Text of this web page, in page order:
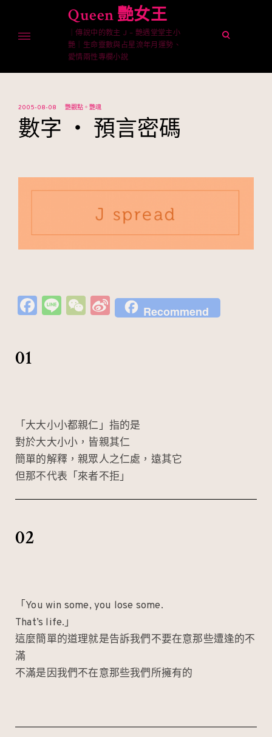
content
Queen 艷女王
｜傳說中的教主 J – 艷遇堂堂主小
艷｜生命靈數與占星流年月運勢、
愛情兩性專欄小說
open
2005-08-08 艷觀點。艷魂
數字 ‧ 預言密碼
Fa
k
Li
W Si
n
o
Recommend
01
「大大小小都親仁」指的是
對於大大小小，皆親其仁
簡單的解釋，親眾人之仁處，遠其它
但那不代表「來者不拒」
02
「You win some, you lose some.
That’s life.」
這麼簡單的道理就是告訴我們不要在意那些遭逢的不
滿
不滿是因我們不在意那些我們所擁有的